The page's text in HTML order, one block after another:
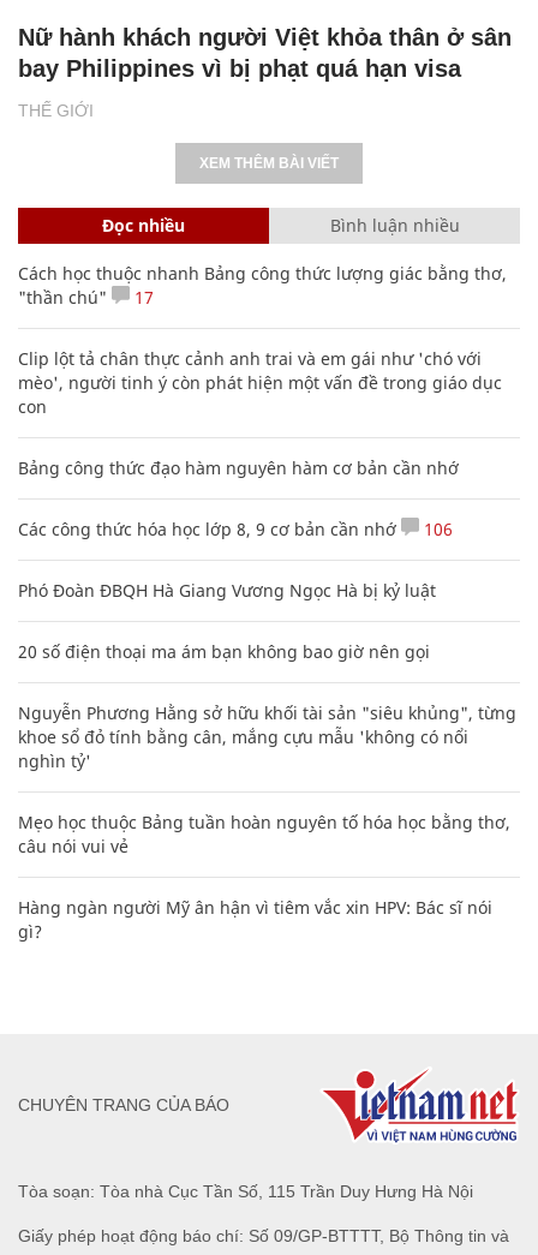
THẾ GIỚI
Nữ hành khách người Việt khỏa thân ở sân
bay Philippines vì bị phạt quá hạn visa
XEM THÊM BÀI VIẾT
Đọc nhiều Bình luận nhiều
Cách học thuộc nhanh Bảng công thức lượng giác bằng thơ,
"thần chú"
17
Clip lột tả chân thực cảnh anh trai và em gái như 'chó với
mèo', người tinh ý còn phát hiện một vấn đề trong giáo dục
con
Bảng công thức đạo hàm nguyên hàm cơ bản cần nhớ
Các công thức hóa học lớp 8, 9 cơ bản cần nhớ 106
Phó Đoàn ĐBQH Hà Giang Vương Ngọc Hà bị kỷ luật
20 số điện thoại ma ám bạn không bao giờ nên gọi
Nguyễn Phương Hằng sở hữu khối tài sản "siêu khủng", từng
khoe sổ đỏ tính bằng cân, mắng cựu mẫu 'không có nổi
nghìn tỷ'
Mẹo học thuộc Bảng tuần hoàn nguyên tố hóa học bằng thơ,
câu nói vui vẻ
Hàng ngàn người Mỹ ân hận vì tiêm vắc xin HPV: Bác sĩ nói
gì?
Tòa soạn: Tòa nhà Cục Tần Số, 115 Trần Duy Hưng Hà Nội
Giấy phép hoạt động báo chí: Số 09/GP-BTTTT, Bộ Thông tin và
CHUYÊN TRANG CỦA BÁO